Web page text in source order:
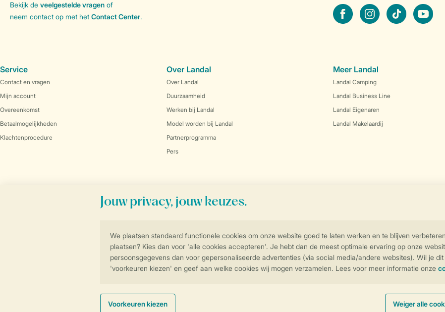
Controle over jouw gegevens & privacy
Instellingen wijzigen
Veilig en snel online boeken
Bekijk de veelgestelde vragen of
neem contact op met het Contact Center.
facebookinstagramtiktok youtube
Service
Contact en vragen
Mijn account
Overeenkomst
Betaalmogelijkheden
Klachtenprocedure
Over Landal
Over Landal
Duurzaamheid
Werken bij Landal
Model worden bij Landal
Partnerprogramma
Pers
Meer Landal
Landal Camping
Landal Business Line
Landal Eigenaren
Landal Makelaardij
Algemene Voorwaarden Disclaimer Toegankelijkheid